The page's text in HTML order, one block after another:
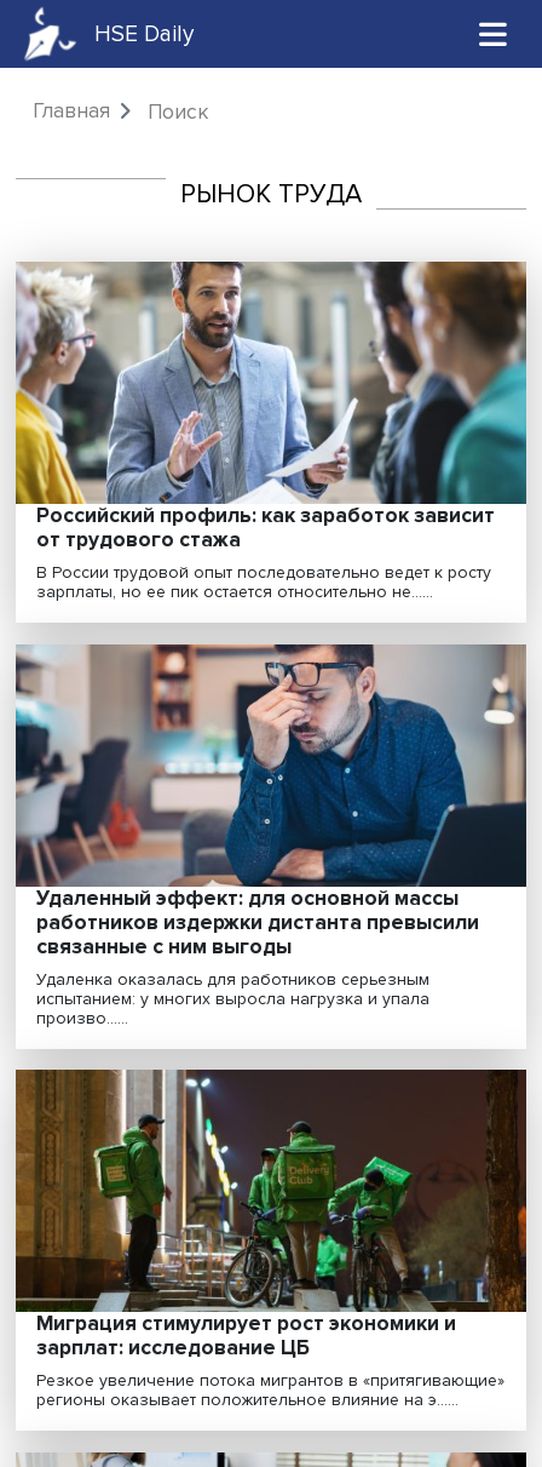
HSE Daily
Главная
Российский профиль: как заработок
от трудового стажа
В России трудовой опыт последовательно ведет к
зарплаты, но ее пик остается относительно не......
Удаленный эффект: для основной массы
связанные с ним выгоды
Удаленка оказалась для работников серьезным
испытанием: у многих выросла нагрузка и упала
произво......